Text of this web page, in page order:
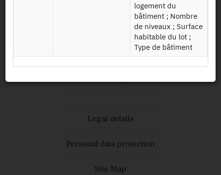
logement du
bâtiment ; Nombre
de niveaux ; Surface
habitable du lot ;
Type de bâtiment
Useful documents
Map and Directions
Legal details
Personal data protection
Site Map